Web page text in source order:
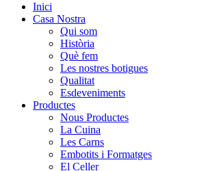
Inici
Casa Nostra
Qui som
Història
Què fem
Les nostres botigues
Qualitat
Esdeveniments
Productes
Nous Productes
La Cuina
Les Carns
Embotits i Formatges
El Celler